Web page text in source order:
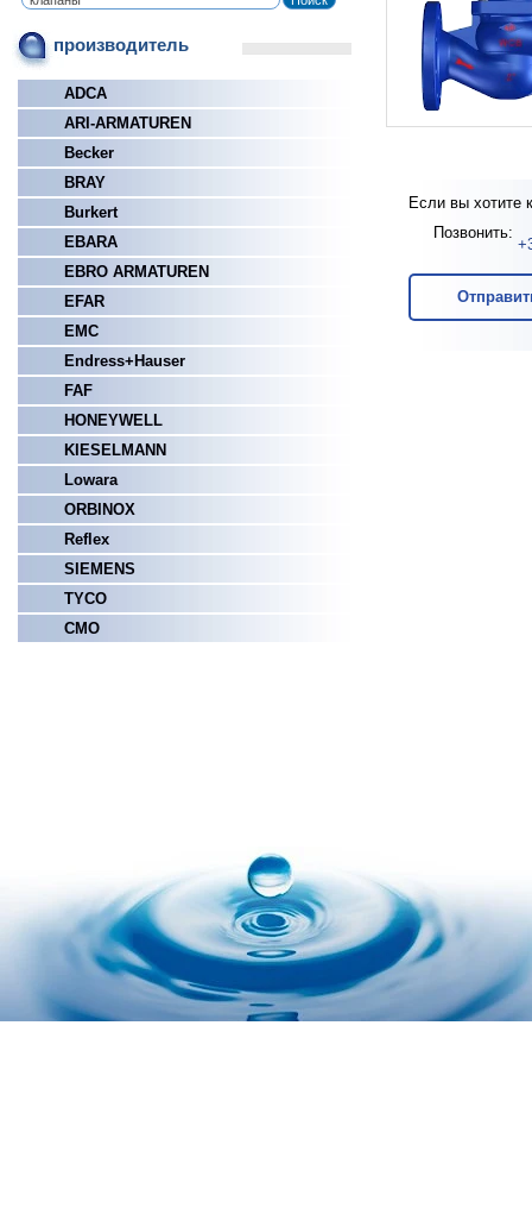
производитель
ADCA
ARI-ARMATUREN
Becker
BRAY
Burkert
EBARA
EBRO ARMATUREN
EFAR
EMC
Endress+Hauser
FAF
HONEYWELL
KIESELMANN
Lowara
ORBINOX
Reflex
SIEMENS
TYCO
СМО
Если вы хотите
Позвонить: